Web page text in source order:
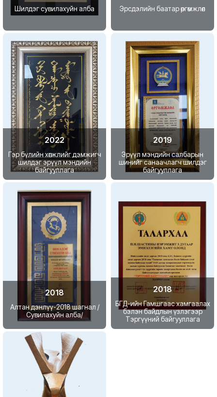
Шилдэг сувилахуйн алба Эрсдэлийн баатар өргөмжлөл
2022
Гэр бүлийн хөгжлийг дэмжигч
шилдэг эрүүл мэндийн
байгууллага
2019
Эрүүл мэндийн салбарын
шинийг санаачлагч шилдэг
байгууллага
2018
Алтан дэнлүү-2018 шагнал /
Сувилахуйн алба/
2018
БГД-ийн Гамшгаас хамгаалах
бэлэн байдлын үзлэгээр
Тэргүүний байгууллага